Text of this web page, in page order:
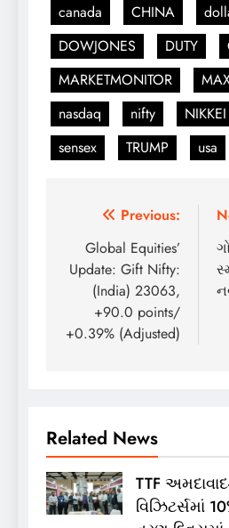
canada
CHINA
DOWJONES
DUTY
MARKETMONITOR
nasdaq
nifty NIKKEI
sensex
TRUMP usa
Post
navigation
Previous:
Global Equities’
Update: Gift Nifty:
(India) 23063,
+90.0 points/
+0.39% (Adjusted)
Related News
TTF
વિઝિટર્સમાં